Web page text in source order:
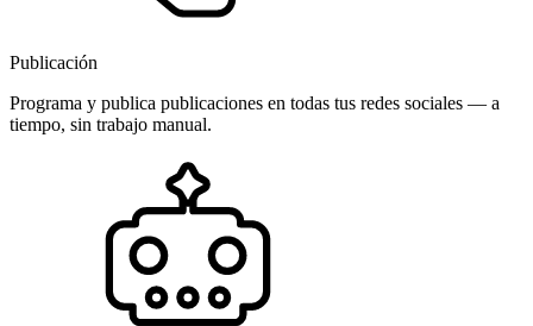
Publicación
Programa y publica publicaciones en todas tus redes sociales — a
tiempo, sin trabajo manual.